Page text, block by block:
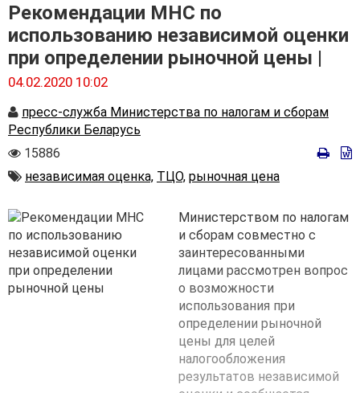
Рекомендации МНС по
использованию независимой оценки
при определении рыночной цены |
04.02.2020 10:02
Автор
пресс-служба Министерства по налогам и сборам
Республики Беларусь
Количество
15886
Автор
независимая оценка, ТЦО, рыночная цена
Министерством по налогам
и сборам совместно с
заинтересованными
лицами рассмотрен вопрос
о возможности
использования при
определении рыночной
цены для целей
налогообложения
результатов независимой